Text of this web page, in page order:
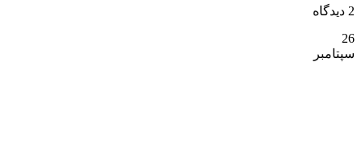
2 دیدگاه
26
سپتامبر